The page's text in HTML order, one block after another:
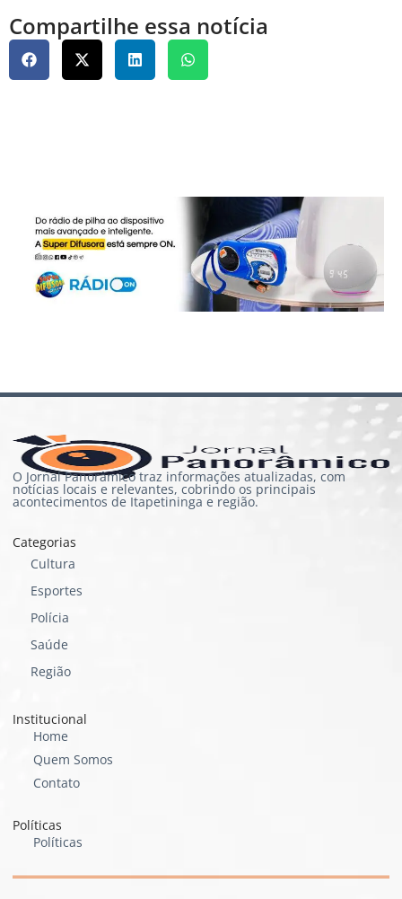
Compartilhe essa notícia
O Jornal Panorâmico traz informações atualizadas, com
notícias locais e relevantes, cobrindo os principais
acontecimentos de Itapetininga e região.
Categorias
Cultura
Esportes
Polícia
Saúde
Região
Institucional
Home
Quem Somos
Contato
Políticas
Políticas